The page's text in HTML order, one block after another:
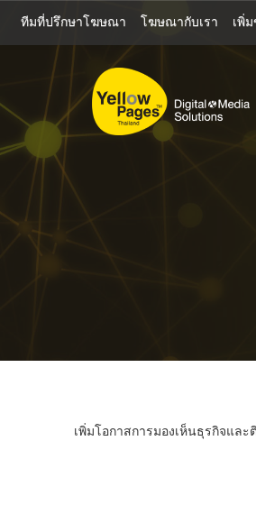
หลัก
ทีมที่ปรึกษาโฆษณา โฆษณากับเรา เพิ่
เพิ่มโอกาสการมองเห็นธุรกิจแล